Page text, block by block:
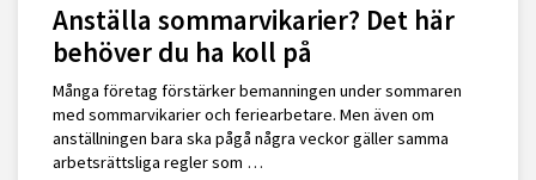
Anställa sommarvikarier? Det här
behöver du ha koll på
Många företag förstärker bemanningen under sommaren
med sommarvikarier och feriearbetare. Men även om
anställningen bara ska pågå några veckor gäller samma
arbetsrättsliga regler som …